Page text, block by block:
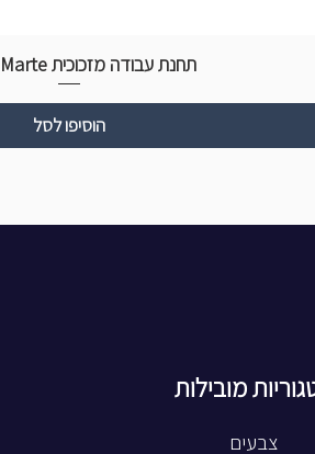
תחנת עבודה מזכוכית Monte Marte
הוסיפו לסל
מובילות
צבעים